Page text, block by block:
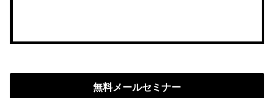
無料メールセミナー